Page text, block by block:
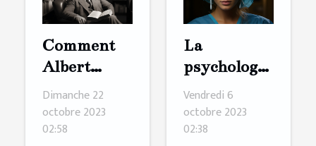
Comment
Albert
Camus
inspire les
jeunes
Dimanche 22
octobre 2023
02:58
La
psychologie
derrière le
désir de
chirurgie
Vendredi 6
octobre 2023
02:38